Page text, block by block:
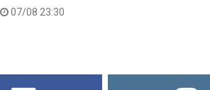
07/08 23:30